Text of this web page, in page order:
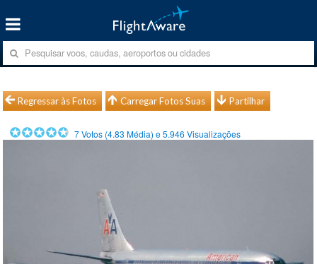
Regressar às Fotos Carregar Fotos Suas Partilhar
7Votos (4.83 Média) e5.946 Visualizações